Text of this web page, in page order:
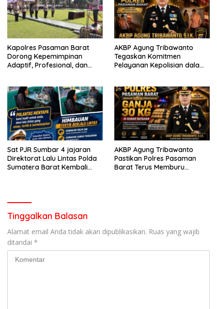
Kapolres Pasaman Barat
Dorong Kepemimpinan
Adaptif, Profesional, dan
AKBP Agung Tribawanto
Tegaskan Komitmen
Pelayanan Kepolisian dalam
Pasaman
Sat PJR Sumbar 4 jajaran
Direktorat Lalu Lintas Polda
Sumatera Barat Kembali
AKBP Agung Tribawanto
Pastikan Polres Pasaman
Barat Terus Memburu
Tinggalkan Balasan
Alamat email Anda tidak akan dipublikasikan. Ruas yang wajib
ditandai *